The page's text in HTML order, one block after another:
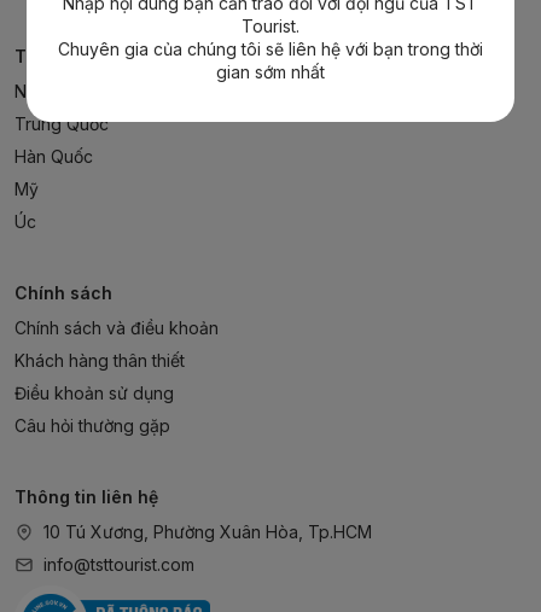
Tour nước ngoài
Nhật Bản
Trung Quốc
Hàn Quốc
Mỹ
Úc
Chính sách
Chính sách và điều khoản
Khách hàng thân thiết
Điều khoản sử dụng
Câu hỏi thường gặp
Thông tin liên hệ
10 Tú Xương, Phường Xuân Hòa, Tp.HCM
info@tsttourist.com
Tourist.
Chuyên gia của chúng tôi sẽ liên hệ với bạn trong thời
gian sớm nhất